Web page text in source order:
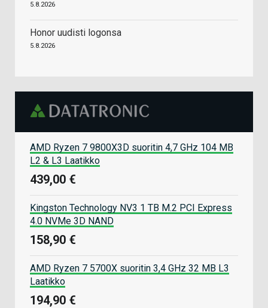
5.8.2026
Honor uudisti logonsa
5.8.2026
AMD Ryzen 7 9800X3D suoritin 4,7 GHz 104 MB
L2 & L3 Laatikko
439,00 €
Kingston Technology NV3 1 TB M.2 PCI Express
4.0 NVMe 3D NAND
158,90 €
AMD Ryzen 7 5700X suoritin 3,4 GHz 32 MB L3
Laatikko
194,90 €